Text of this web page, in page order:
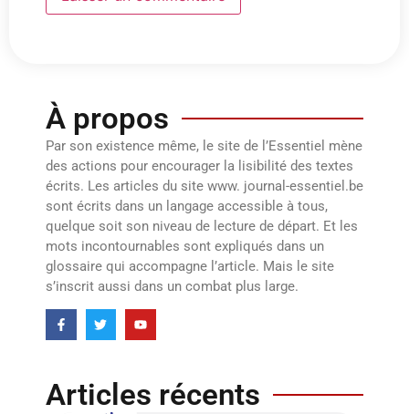
À propos
Par son existence même, le site de l’Essentiel mène
des actions pour encourager la lisibilité des textes
écrits. Les articles du site www. journal-essentiel.be
sont écrits dans un langage accessible à tous,
quelque soit son niveau de lecture de départ. Et les
mots incontournables sont expliqués dans un
glossaire qui accompagne l’article. Mais le site
s’inscrit aussi dans un combat plus large.
Articles récents